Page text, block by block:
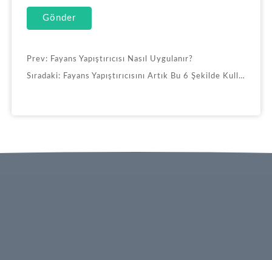
Gönder
Prev: Fayans Yapıştırıcısı Nasıl Uygulanır?
Sıradaki: Fayans Yapıştırıcısını Artık Bu 6 Şekilde Kullanmayın!